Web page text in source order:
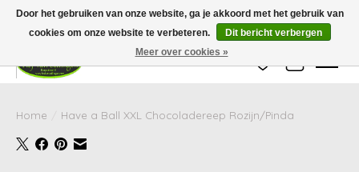
Wij zijn gesloten van 24 december tot en met 25 januari. Houd er rekening mee
dat de levertijd van uw bestelling in deze periode langer kan zijn dan
gebruikelijk.
Verlanglijst
Home Have a Ball XXL Chocoladereep Rozijn/Pinda
Door het gebruiken van onze website, ga je akkoord met het gebruik van
cookies om onze website te verbeteren.
Dit bericht verbergen
Meer over cookies »